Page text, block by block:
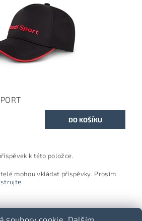
k této položce.
mohou vkládat příspěvky. Prosím
.